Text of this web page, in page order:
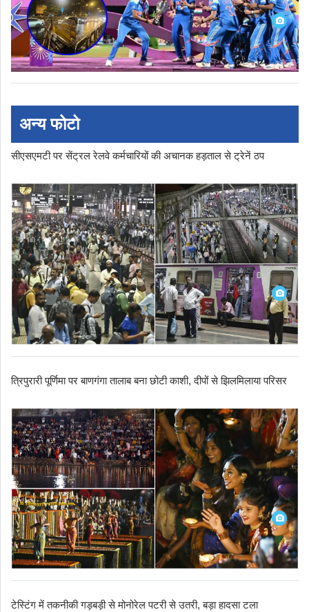
अन्य फोटो
सीएसएमटी पर सेंट्रल रेलवे कर्मचारियों की अचानक हड़ताल से ट्रेनें ठप
त्रिपुरारी पूर्णिमा पर बाणगंगा तालाब बना छोटी काशी, दीपों से झिलमिलाया परिसर
टेस्टिंग में तकनीकी गड़बड़ी से मोनोरेल पटरी से उतरी, बड़ा हादसा टला